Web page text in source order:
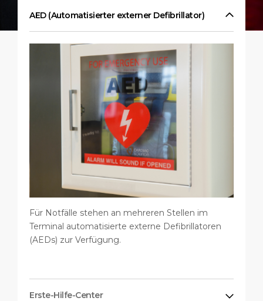
Shopping & Essen
Feiertage
Hafenstatistiken
Karriere
Kontakt
HAFEN
ÜBER UNS
DESTINATION
AED (Automatisierter externer Defibrillator)
Für Notfälle stehen an mehreren Stellen im
Terminal automatisierte externe Defibrillatoren
(AEDs) zur Verfügung.
Erste-Hilfe-Center